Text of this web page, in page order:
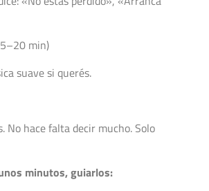
min)
suave si querés.
No hace falta decir mucho. Solo
minutos, guiarlos: